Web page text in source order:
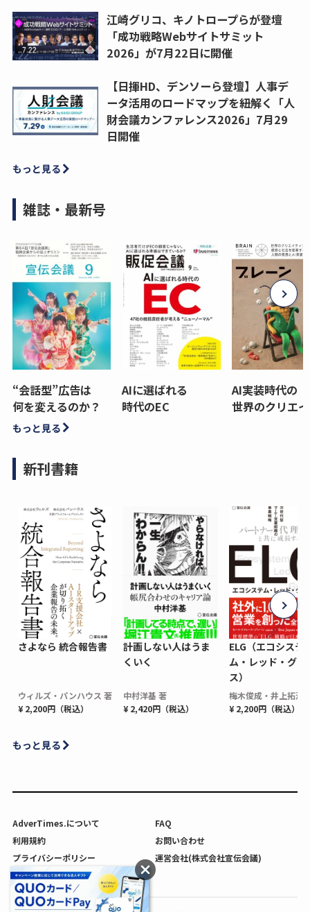
江崎グリコ、キノトロープらが登壇
「成功戦略Webサイトサミット
2026」が7月22日に開催
【日揮HD、デンソーら登壇】人事デ
ータ活用のロードマップを紐解く「人
財会議カンファレンス2026」7月29
日開催
もっと見る
雑誌・最新号
“会話型”広告は
何を変えるのか？
AIに選ばれる
時代のEC
AI実装時代の
世界のクリエ
もっと見る
新刊書籍
さよなら 統合報告書
ウィルズ・パンハウス 著
¥ 2,200円（税込）
計画しない人はうま
くいく
中村洋基 著
¥ 2,420円（税込）
ELG（エコシステ
ム・レッド・グロ
ス）
梅木俊成・井上拓海
¥ 2,200円（税込）
もっと見る
AdverTimes.について
FAQ
利用規約
お問い合わせ
プライバシーポリシー
運営会社(株式会社宣伝会議)
利用者情報の外部送信について